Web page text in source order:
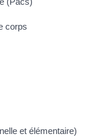
corps
et élémentaire)